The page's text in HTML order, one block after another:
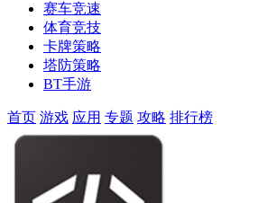
赛车竞速
体育竞技
卡牌策略
塔防策略
BT手游
首页 游戏 应用 专题 攻略 排行榜